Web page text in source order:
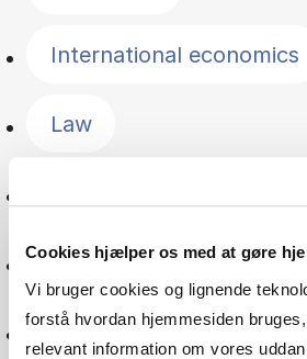
Cookies hjælper os med at gøre
Vi bruger cookies og lignende
forstå hvordan hjemmesiden
relevant information om vores
International economics
Law
The Nordic countries
Public sector